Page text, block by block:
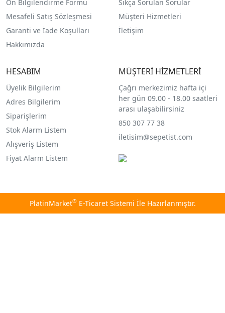
Ön Bilgilendirme Formu
Mesafeli Satış Sözleşmesi
Garanti ve İade Koşulları
Hakkımızda
Sıkça Sorulan Sorular
Müşteri Hizmetleri
İletişim
HESABIM
Üyelik Bilgilerim
Adres Bilgilerim
Siparişlerim
Stok Alarm Listem
Alışveriş Listem
Fiyat Alarm Listem
MÜŞTERİ HİZMETLERİ
Çağrı merkezimiz hafta içi
her gün 09.00 - 18.00 saatleri
arası ulaşabilirsiniz
850 307 77 38
iletisim@sepetist.com
PlatinMarket®E-Ticaret Sistemi İle Hazırlanmıştır.